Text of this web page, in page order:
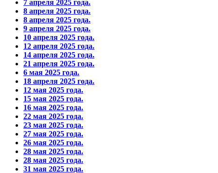
7 апреля 2025 года.
8 апреля 2025 года.
8 апреля 2025 года.
9 апреля 2025 года.
10 апреля 2025 года.
12 апреля 2025 года.
14 апреля 2025 года.
21 апреля 2025 года.
6 мая 2025 года.
18 апреля 2025 года.
12 мая 2025 года.
15 мая 2025 года.
16 мая 2025 года.
22 мая 2025 года.
23 мая 2025 года.
27 мая 2025 года.
26 мая 2025 года.
28 мая 2025 года.
28 мая 2025 года.
31 мая 2025 года.